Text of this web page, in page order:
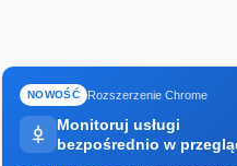
NOWOŚĆ Rozszerzenie Chrome
Monitoruj usługi
bezpośrednio w